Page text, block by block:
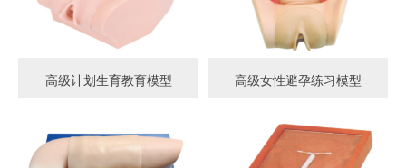
高级计划生育教育模型 高级女性避孕练习模型